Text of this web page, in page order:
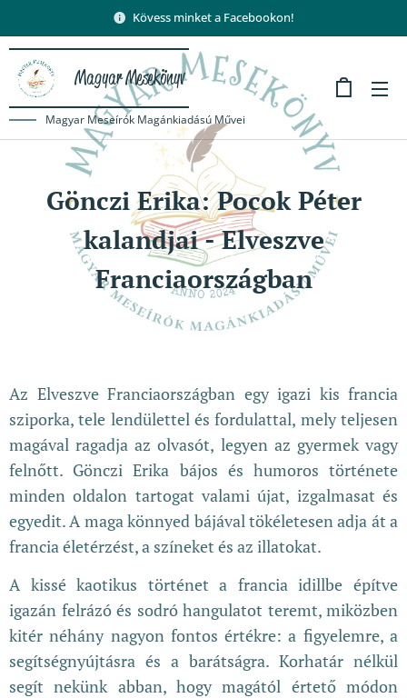
Kövess minket a Facebookon!
Magyar Mesekönyv
Magyar Meseírók Magánkiadású Művei
Gönczi Erika: Pocok Péter
kalandjai - Elveszve
Franciaországban
Az Elveszve Franciaországban egy igazi kis francia
sziporka, tele lendülettel és fordulattal, mely teljesen
magával ragadja az olvasót, legyen az gyermek vagy
felnőtt. Gönczi Erika bájos és humoros története
minden oldalon tartogat valami újat, izgalmasat és
egyedit. A maga könnyed bájával tökéletesen adja át a
francia életérzést, a színeket és az illatokat.
A kissé kaotikus történet a francia idillbe építve
igazán felrázó és sodró hangulatot teremt, miközben
kitér néhány nagyon fontos értékre: a figyelemre, a
segítségnyújtásra és a barátságra. Korhatár nélkül
segít nekünk abban, hogy magától értető módon